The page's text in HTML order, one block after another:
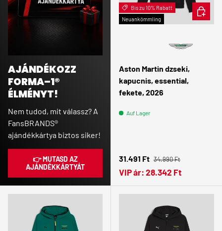
AJÁNDÉKOZZ
FORMA–1®
ÉLMÉNYT!
Nem tudod, mit válassz? A
FansBRANDS®
ajándékkártya biztos siker!
👉 MUTASD AZ
AJÁNDÉKKÁRTYÁT
Bis zu 10% Rabatt
Neuankömmling
Aston Martin dzseki,
kapucnis, essential,
fekete, 2026
Auf Lager
Verkaufspreis
31.491 Ft Normaler Preis
34.990 Ft
VIP ár: 28.342 Ft